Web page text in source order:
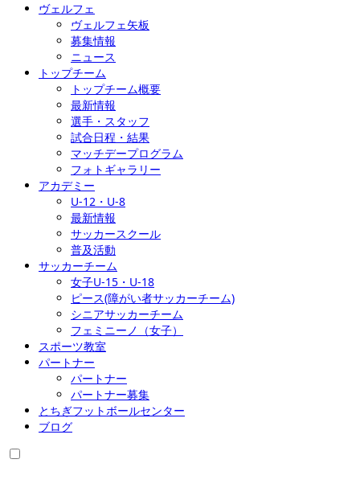
ヴェルフェ
ヴェルフェ矢板
募集情報
ニュース
トップチーム
トップチーム概要
最新情報
選手・スタッフ
試合日程・結果
マッチデープログラム
フォトギャラリー
アカデミー
U-12・U-8
最新情報
サッカースクール
普及活動
サッカーチーム
女子U-15・U-18
ピース(障がい者サッカーチーム)
シニアサッカーチーム
フェミニーノ（女子）
スポーツ教室
パートナー
パートナー
パートナー募集
とちぎフットボールセンター
ブログ